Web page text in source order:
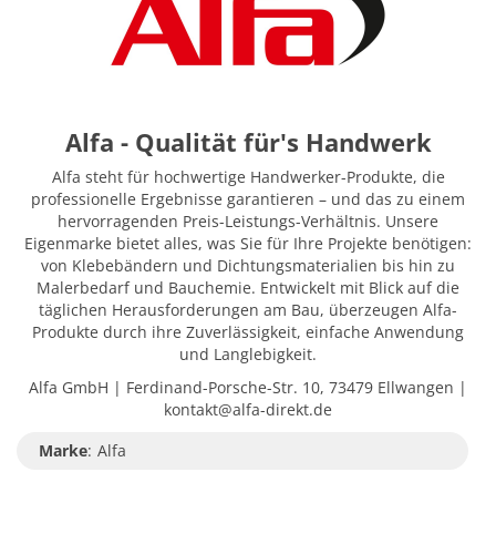
Alfa - Qualität für's Handwerk
Alfa steht für hochwertige Handwerker-Produkte, die
professionelle Ergebnisse garantieren – und das zu einem
hervorragenden Preis-Leistungs-Verhältnis. Unsere
Eigenmarke bietet alles, was Sie für Ihre Projekte benötigen:
von Klebebändern und Dichtungsmaterialien bis hin zu
Malerbedarf und Bauchemie. Entwickelt mit Blick auf die
täglichen Herausforderungen am Bau, überzeugen Alfa-
Produkte durch ihre Zuverlässigkeit, einfache Anwendung
und Langlebigkeit.
Alfa GmbH | Ferdinand-Porsche-Str. 10, 73479 Ellwangen |
kontakt@alfa-direkt.de
Marke: Alfa